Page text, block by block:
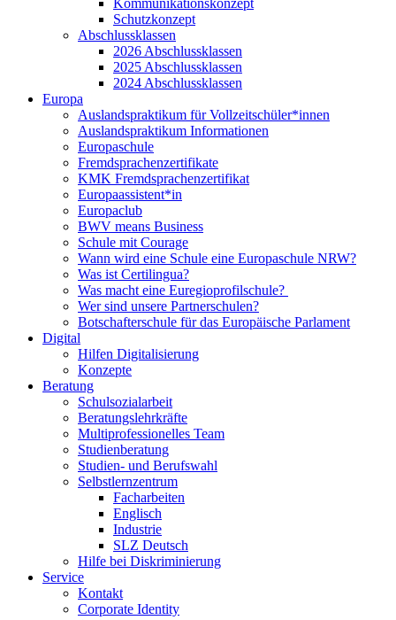
Kommunikationskonzept
Schutzkonzept
Abschlussklassen
2026 Abschlussklassen
2025 Abschlussklassen
2024 Abschlussklassen
Europa
Auslandspraktikum für Vollzeitschüler*innen
Auslandspraktikum Informationen
Europaschule
Fremdsprachenzertifikate
KMK Fremdsprachenzertifikat
Europaassistent*in
Europaclub
BWV means Business
Schule mit Courage
Wann wird eine Schule eine Europaschule NRW?
Was ist Certilingua?
Was macht eine Euregioprofilschule?
Wer sind unsere Partnerschulen?
Botschafterschule für das Europäische Parlament
Digital
Hilfen Digitalisierung
Konzepte
Beratung
Schulsozialarbeit
Beratungslehrkräfte
Multiprofessionelles Team
Studienberatung
Studien- und Berufswahl
Selbstlernzentrum
Facharbeiten
Englisch
Industrie
SLZ Deutsch
Hilfe bei Diskriminierung
Service
Kontakt
Corporate Identity